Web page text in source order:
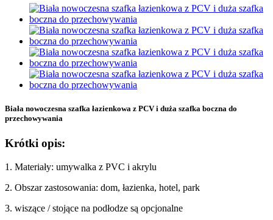
Biała nowoczesna szafka łazienkowa z PCV i duża szafka boczna do
przechowywania
Krótki opis:
1. Materiały: umywalka z PVC i akrylu
2. Obszar zastosowania: dom, łazienka, hotel, park
3. wiszące / stojące na podłodze są opcjonalne